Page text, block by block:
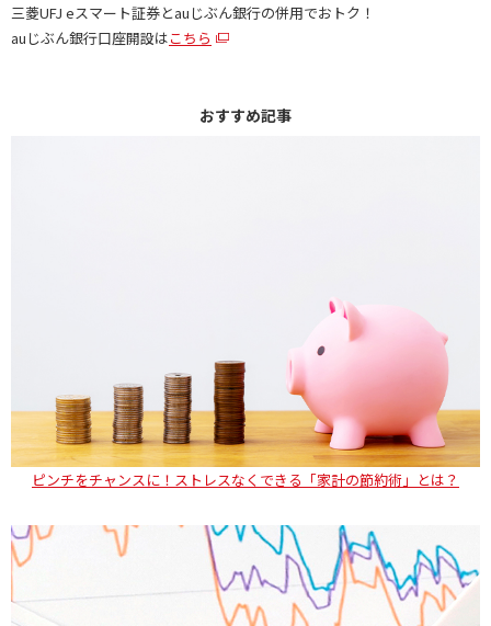
三菱UFJ eスマート証券とauじぶん銀行の併用でおトク！
auじぶん銀行口座開設はこちら
おすすめ記事
ピンチをチャンスに！ストレスなくできる「家計の節約術」とは？